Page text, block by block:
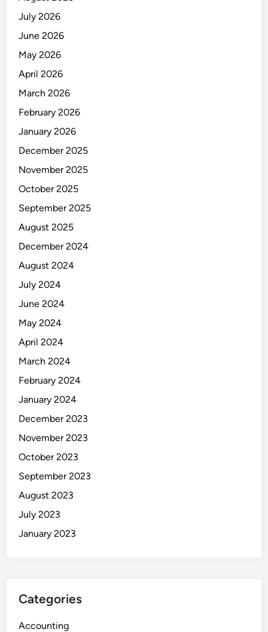
July 2026
June 2026
May 2026
April 2026
March 2026
February 2026
January 2026
December 2025
November 2025
October 2025
September 2025
August 2025
December 2024
August 2024
July 2024
June 2024
May 2024
April 2024
March 2024
February 2024
January 2024
December 2023
November 2023
October 2023
September 2023
August 2023
July 2023
January 2023
Categories
Accounting